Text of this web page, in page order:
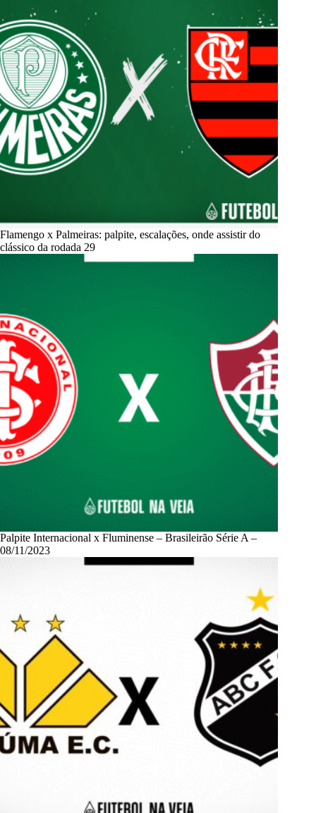
Flamengo x Palmeiras: palpite, escalações, onde assistir do
clássico da rodada 29
Palpite Internacional x Fluminense – Brasileirão Série A –
08/11/2023